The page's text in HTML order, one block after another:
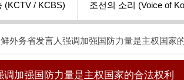
(KCTV / KCBS) 조선의 소리 (Voice of
外务省发言人强调加强国防力量是主权国家
加强国防力量是主权国家的合法权利